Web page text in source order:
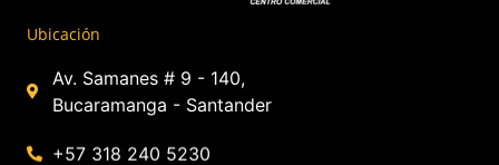
Ubicación
Av. Samanes # 9 - 140,
Bucaramanga - Santander
+57 318 240 5230